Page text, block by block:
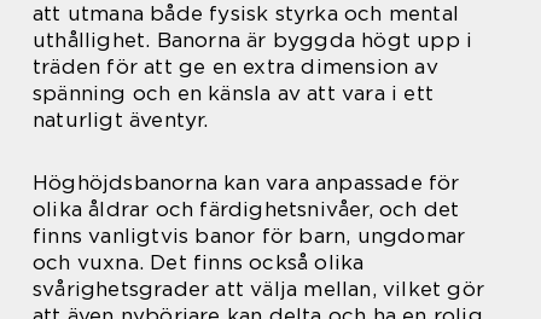
att utmana både fysisk styrka och mental
uthållighet. Banorna är byggda högt upp i
träden för att ge en extra dimension av
spänning och en känsla av att vara i ett
naturligt äventyr.
Höghöjdsbanorna kan vara anpassade för
olika åldrar och färdighetsnivåer, och det
finns vanligtvis banor för barn, ungdomar
och vuxna. Det finns också olika
svårighetsgrader att välja mellan, vilket gör